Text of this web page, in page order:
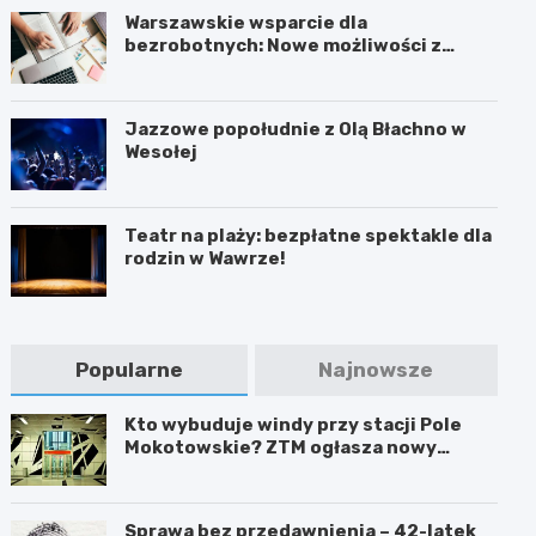
Warszawskie wsparcie dla
bezrobotnych: Nowe możliwości z
Jazzowe popołudnie z Olą Błachno w
Wesołej
Teatr na plaży: bezpłatne spektakle dla
rodzin w Wawrze!
Popularne Najnowsze
Kto wybuduje windy przy stacji Pole
Mokotowskie? ZTM ogłasza nowy